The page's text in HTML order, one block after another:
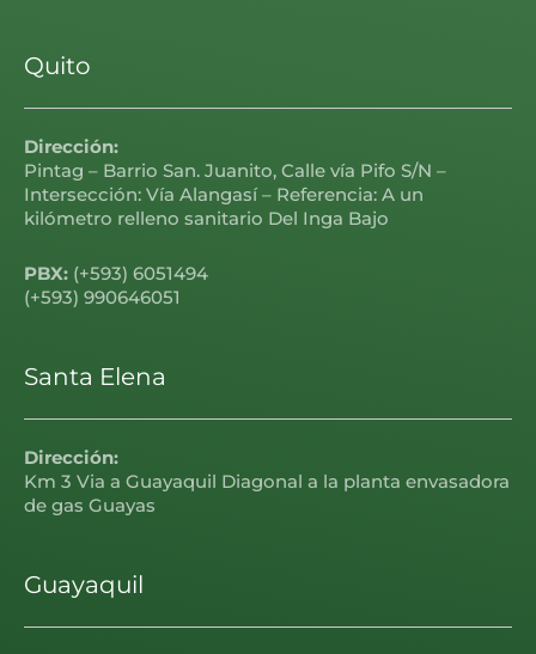
Quito
Dirección:
Pintag – Barrio San. Juanito, Calle vía Pifo S/N –
Intersección: Vía Alangasí – Referencia: A un
kilómetro relleno sanitario Del Inga Bajo
PBX: (+593) 6051494
(+593) 990646051
Santa Elena
Dirección:
Km 3 Via a Guayaquil Diagonal a la planta envasadora
de gas Guayas
Guayaquil